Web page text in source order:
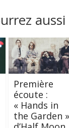
Première
écoute :
« Hands in
the Garden »